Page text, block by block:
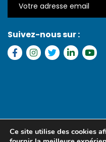
Suivez-nous sur :
Ce site utilise des cookies